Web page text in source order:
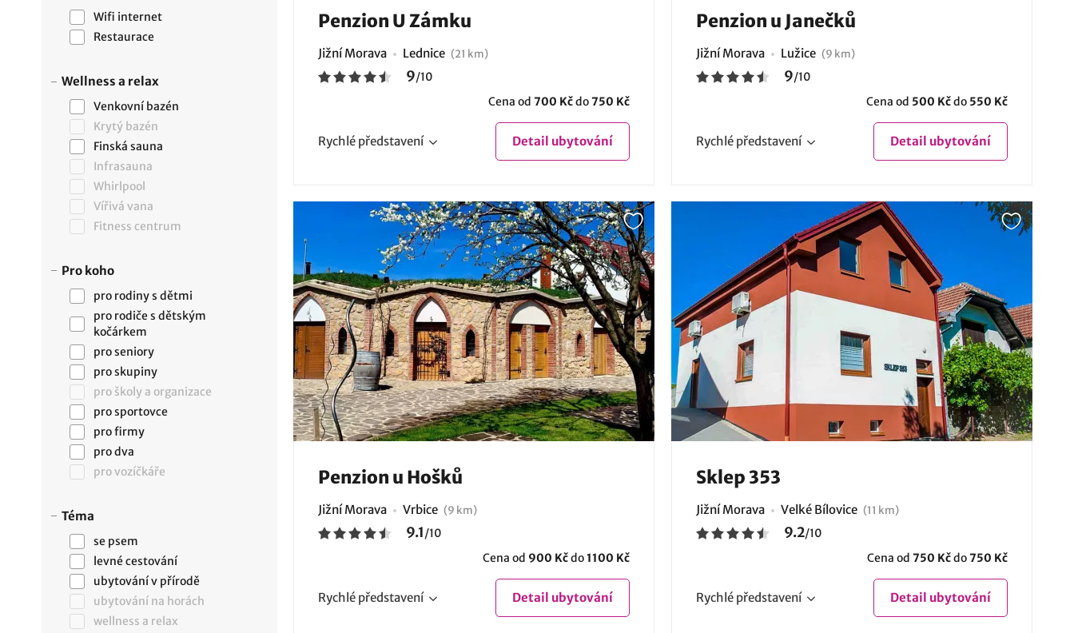
Wifi internet
Restaurace
Wellness a relax
Venkovní bazén
Krytý bazén
Finská sauna
Infrasauna
Whirlpool
Vířivá vana
Fitness centrum
Pro koho
pro rodiny s dětmi
pro rodiče s dětským
kočárkem
pro seniory
pro skupiny
pro školy a organizace
pro sportovce
pro firmy
pro dva
pro vozíčkáře
Téma
se psem
levné cestování
ubytování v přírodě
ubytování na horách
wellness a relax
Penzion U Zámku
Jižní Morava Lednice (21 km)
9/10
Cena od 700 Kčdo750 Kč
Rychlé představení Detail ubytování
Penzion u Janečků
Jižní Morava Lužice (9 km)
9/10
Cena od 500 Kčdo 550 Kč
Rychlé představení Detail ubytování
Penzion u Hošků
Jižní Morava Vrbice (9 km)
9.1/10
Cena od 900 Kčdo1100 Kč
Rychlé představení Detail ubytování
Sklep 353
Jižní Morava Velké Bílovice (11 km)
9.2/10
Cena od 750 Kčdo750 Kč
Rychlé představení Detail ubytování